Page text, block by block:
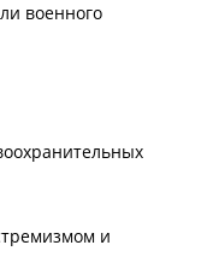
военного
и